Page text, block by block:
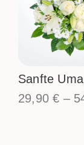
Sanfte
29,90€ –